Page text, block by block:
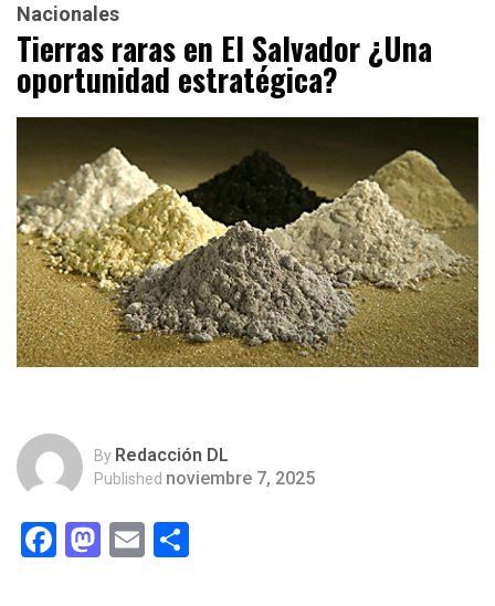
Nacionales
Tierras raras en El Salvador ¿Una
oportunidad estratégica?
By Redacción DL
Published noviembre 7, 2025
Facebook
Mastodon
Email